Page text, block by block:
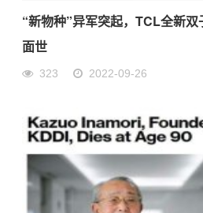
“新物种”异军突起，TCL全新
面世
323 2022-09-26